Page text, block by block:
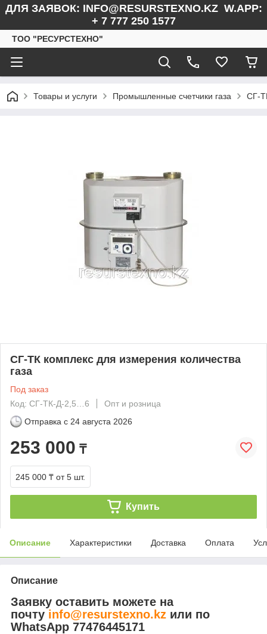
ДЛЯ ЗАЯВОК: INFO@RESURSTEXNO.KZ W.APP:
+ 7 777 250 1577
ТОО "РЕСУРСТЕХНО"
Товары и услуги Промышленные счетчики газа СГ-
СГ-ТК комплекс для измерения количества
газа
Под заказ
Код: СГ-ТК-Д-2,5…6
Опт и розница
Отправка с 24 августа 2026
253 000 ₸
245 000 ₸ от 5 шт.
Купить
Описание Характеристики Доставка Оплата
Описание
Заявку оставить можете на
почту info@resurstexno.kz или по
WhatsApp 77476445171